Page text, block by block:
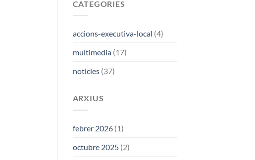
meu
CATEGORIES
accions-executiva-local (4)
multimedia(17)
noticies(37)
ARXIUS
febrer 2026(1)
octubre 2025(2)